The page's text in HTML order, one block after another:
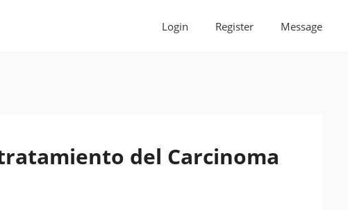
Login Register Message
del Carcinoma